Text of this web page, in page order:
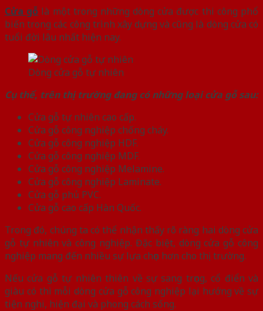
Cửa gỗ là một trong những dòng cửa được thi công phổ
biến trong các công trình xây dựng và cũng là dòng cửa có
tuổi đời lâu nhất hiện nay.
Dòng cửa gỗ tự nhiên
Cụ thể, trên thị trường đang có những loại cửa gỗ sau:
Cửa gỗ tự nhiên cao cấp.
Cửa gỗ công nghiệp chống cháy.
Cửa gỗ công nghiệp HDF.
Cửa gỗ công nghiệp MDF.
Cửa gỗ công nghiệp Melamine.
Cửa gỗ công nghiệp Laminate.
Cửa gỗ phủ PVC.
Cửa gỗ cao cấp Hàn Quốc.
Trong đó, chúng ta có thể nhận thấy rõ ràng hai dòng cửa
gỗ tự nhiên và công nghiệp. Đặc biệt, dòng cửa gỗ công
nghiệp mang đến nhiều sự lựa chọn hơn cho thị trường.
Nếu cửa gỗ tự nhiên thiên về sự sang trọng, cổ điển và
giàu có thì mỗi dòng cửa gỗ công nghiệp lại hướng về sự
tiện nghi, hiện đại và phong cách sống.